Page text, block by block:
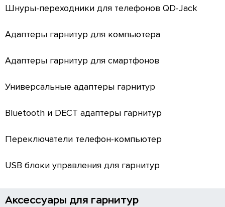
Шнуры-переходники для телефонов QD-Jack
Адаптеры гарнитур для компьютера
Адаптеры гарнитур для смартфонов
Универсальные адаптеры гарнитур
Bluetooth и DECT адаптеры гарнитур
Переключатели телефон-компьютер
USB блоки управления для гарнитур
Аксессуары для гарнитур